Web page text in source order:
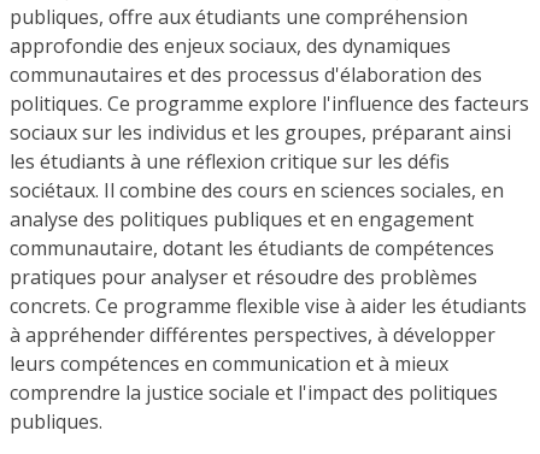
publiques, offre aux étudiants une compréhension
approfondie des enjeux sociaux, des dynamiques
communautaires et des processus d'élaboration des
politiques. Ce programme explore l'influence des facteurs
sociaux sur les individus et les groupes, préparant ainsi
les étudiants à une réflexion critique sur les défis
sociétaux. Il combine des cours en sciences sociales, en
analyse des politiques publiques et en engagement
communautaire, dotant les étudiants de compétences
pratiques pour analyser et résoudre des problèmes
concrets. Ce programme flexible vise à aider les étudiants
à appréhender différentes perspectives, à développer
leurs compétences en communication et à mieux
comprendre la justice sociale et l'impact des politiques
publiques.